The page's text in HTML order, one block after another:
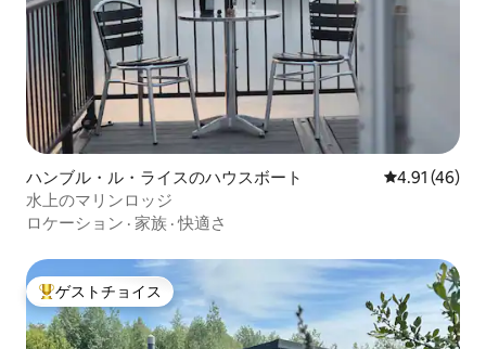
ハンブル・ル・ライスのハウスボート レビュー46
4.91 (46)
水上のマリンロッジ
ロケーション · 家族 ·快適さ
大好評のゲストチョイスです。
ゲストチョイス